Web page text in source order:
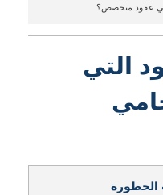
عقود متخصص؟
التي